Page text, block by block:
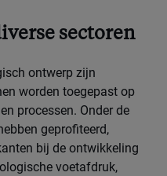
sectoren
ontwerp zijn
worden toegepast op
processen. Onder de
geprofiteerd,
bij de ontwikkeling
voetafdruk,